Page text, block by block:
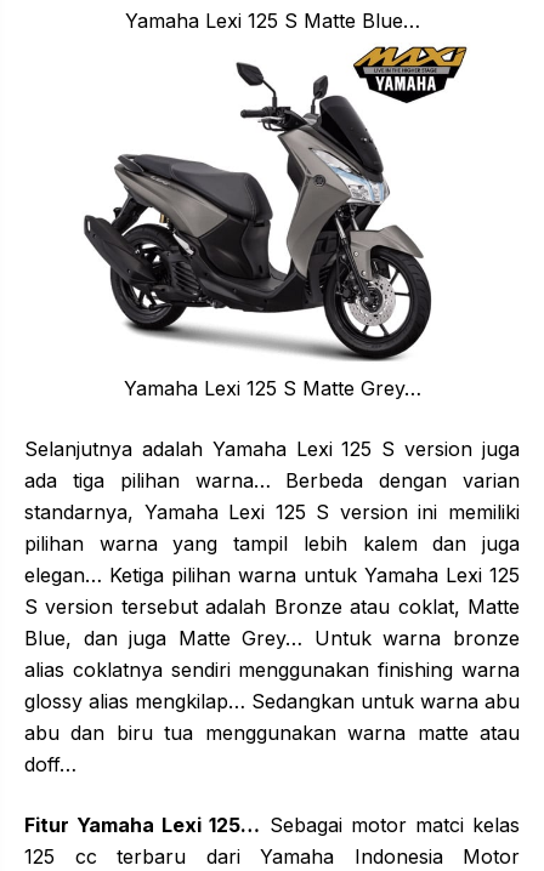
Yamaha Lexi 125 S Matte Blue…
Yamaha Lexi 125 S Matte Grey…
Selanjutnya adalah Yamaha Lexi 125 S version juga
ada tiga pilihan warna… Berbeda dengan varian
standarnya, Yamaha Lexi 125 S version ini memiliki
pilihan warna yang tampil lebih kalem dan juga
elegan… Ketiga pilihan warna untuk Yamaha Lexi 125
S version tersebut adalah Bronze atau coklat, Matte
Blue, dan juga Matte Grey… Untuk warna bronze
alias coklatnya sendiri menggunakan finishing warna
glossy alias mengkilap… Sedangkan untuk warna abu
abu dan biru tua menggunakan warna matte atau
doff…
Fitur Yamaha Lexi 125… Sebagai motor matci kelas
125 cc terbaru dari Yamaha Indonesia Motor